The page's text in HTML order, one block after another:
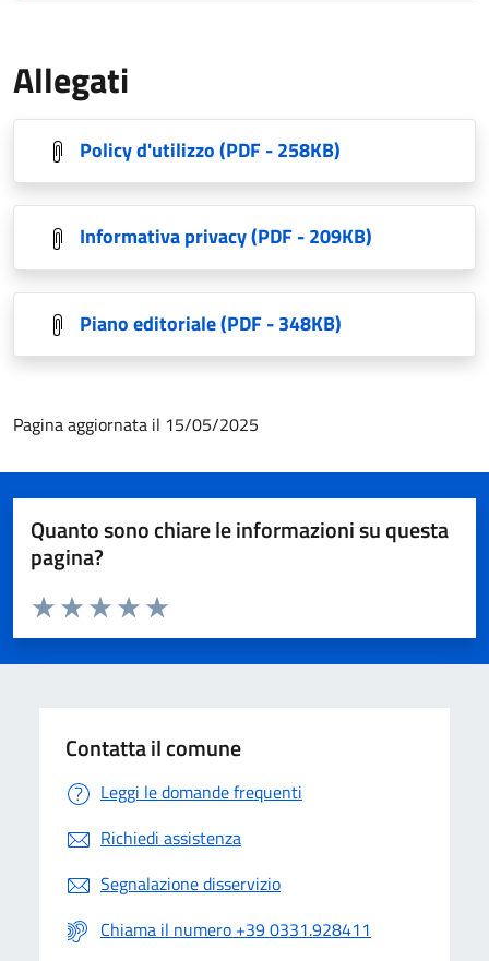
Allegati
Policy d'utilizzo(PDF - 258KB)
Informativa privacy(PDF - 209KB)
Piano editoriale(PDF - 348KB)
Pagina aggiornata il 15/05/2025
Quanto sono chiare le informazioni su questa
pagina?
Valuta da 1 a 5 stelle la pagina
Valuta 5 stelle su 5
Valuta 4 stelle su 5
Valuta 3 stelle su 5
Valuta 2 stelle su 5
Valuta 1 stelle su 5
Contatta il comune
Leggi le domande frequenti
Richiedi assistenza
Segnalazione disservizio
Chiama il numero +39 0331.928411